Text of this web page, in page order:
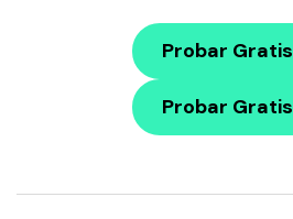
Probar Gratis
Probar Gratis